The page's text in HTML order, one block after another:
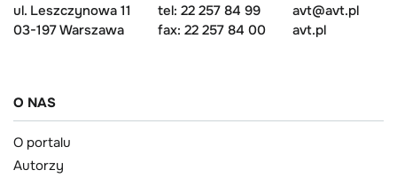
ul. Leszczynowa 11
03-197 Warszawa
tel: 22 257 84 99
fax: 22 257 84 00
avt@avt.pl
avt.pl
O NAS
O portalu
Autorzy